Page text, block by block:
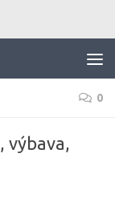
0
výbava,